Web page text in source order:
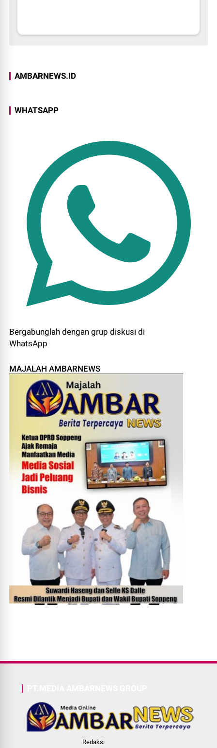
AMBARNEWS.ID
WHATSAPP
Bergabunglah dengan grup diskusi di
WhatsApp
MAJALAH AMBARNEWS
Redaksi